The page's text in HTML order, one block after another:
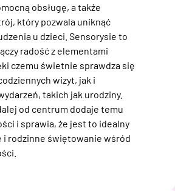
obsługę, a także
który pozwala uniknąć
u dzieci. Sensorysie to
radość z elementami
czemu świetnie sprawdza się
wizyt, jak i
takich jak urodziny.
od centrum dodaje temu
i sprawia, że jest to idealny
i rodzinne świętowanie wśród